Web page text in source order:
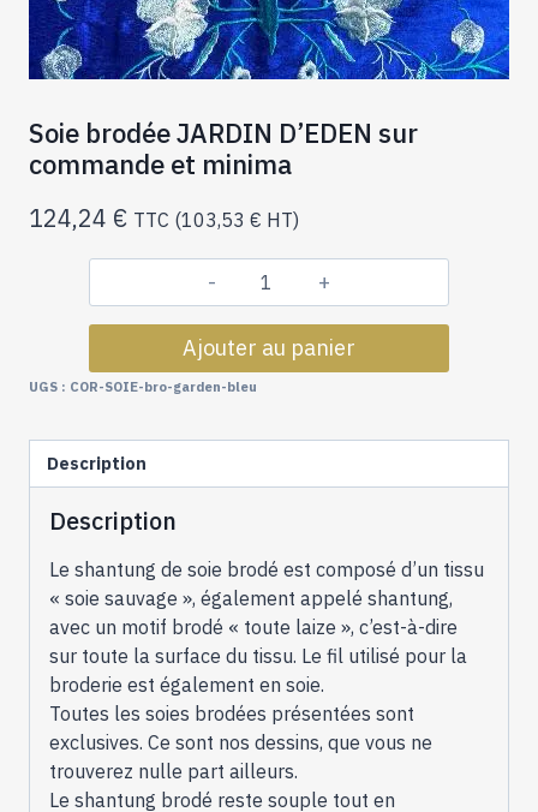
Soie brodée JARDIN D’EDEN sur
commande et minima
124,24 € TTC (103,53 € HT)
quantité
de
Soie
D'EDEN
Ajouter au panier
UGS : COR-SOIE-bro-garden-bleu
Description
Description
Le shantung de soie brodé est composé d’un tissu
« soie sauvage », également appelé shantung,
avec un motif brodé « toute laize », c’est-à-dire
sur toute la surface du tissu. Le fil utilisé pour la
broderie est également en soie.
Toutes les soies brodées présentées sont
exclusives. Ce sont nos dessins, que vous ne
trouverez nulle part ailleurs.
Le shantung brodé reste souple tout en